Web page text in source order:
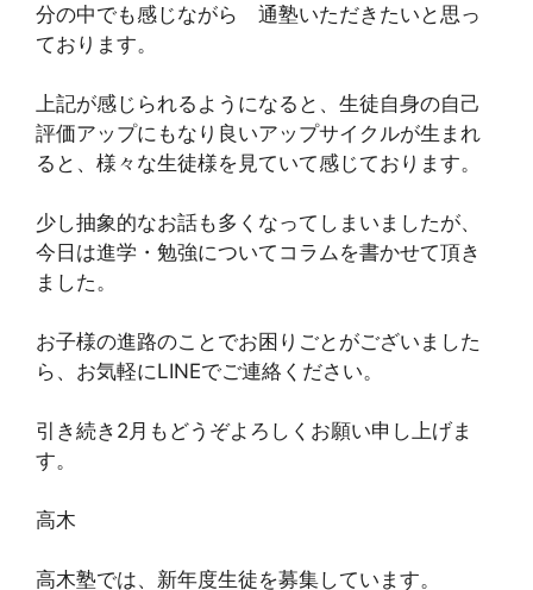
分の中でも感じながら 通塾いただきたいと思っ
ております。
上記が感じられるようになると、生徒自身の自己
評価アップにもなり良いアップサイクルが生まれ
ると、様々な生徒様を見ていて感じております。
少し抽象的なお話も多くなってしまいましたが、
今日は進学・勉強についてコラムを書かせて頂き
ました。
お子様の進路のことでお困りごとがございました
ら、お気軽にLINEでご連絡ください。
引き続き2月もどうぞよろしくお願い申し上げま
す。
高木
高木塾では、新年度生徒を募集しています。